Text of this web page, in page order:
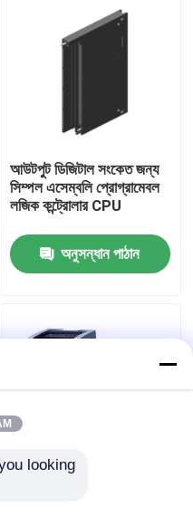
আউটপুট ডিজিটাল সংকেত জন্য
সিম্পল এসেম্বলি প্রোগ্রামেবল
লজিক কন্ট্রোলার CPU
অনুসন্ধান পাঠান
looking